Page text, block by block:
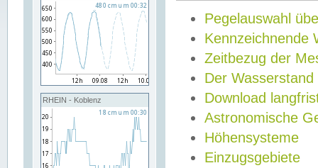
RHEIN - Koblenz
Pegelauswahl
Kennzeichnende
Zeitbezug der
Der Wasserstand
Download
Astronomische
Höhensysteme
Einzugsgebiete